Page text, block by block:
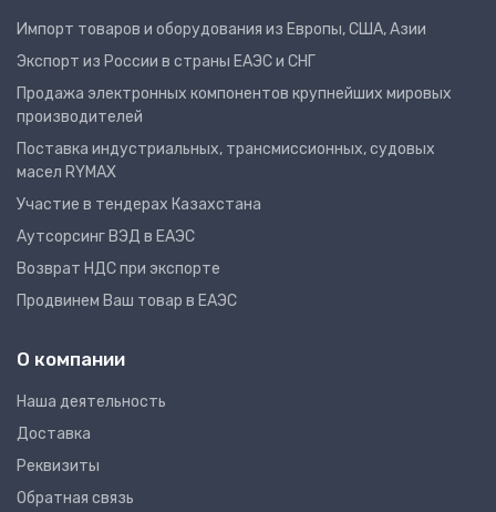
Импорт товаров и оборудования из Европы, США, Азии
Экспорт из России в страны ЕАЭС и СНГ
Продажа электронных компонентов крупнейших мировых
производителей
Поставка индустриальных, трансмиссионных, судовых
масел RYMAX
Участие в тендерах Казахстана
Аутсорсинг ВЭД в ЕАЭС
Возврат НДС при экспорте
Продвинем Ваш товар в ЕАЭС
О компании
Наша деятельность
Доставка
Реквизиты
Обратная связь